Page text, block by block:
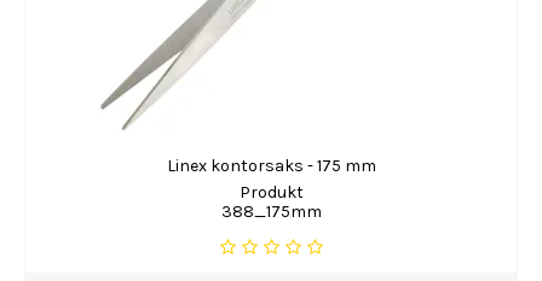
Linex kontorsaks - 175 mm
Produkt
388_175mm